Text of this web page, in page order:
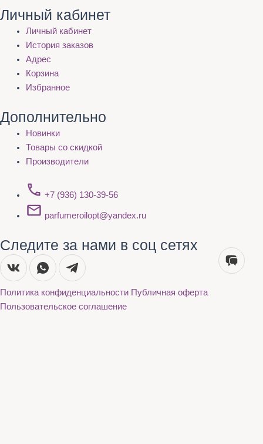
Личный кабинет
Личный кабинет
История заказов
Адрес
Корзина
Избранное
Дополнительно
Новинки
Товары со скидкой
Производители
+7 (936) 130-39-56
parfumeroilopt@yandex.ru
Следите за нами в соц сетях
Политика конфиденциальности Публичная оферта
Пользовательское соглашение